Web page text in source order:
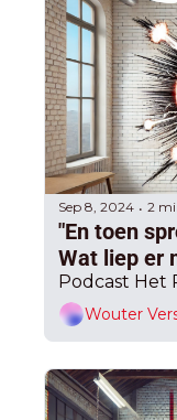
Sep 8, 2024 • 2
"En toen
Podcast Het
Wouter